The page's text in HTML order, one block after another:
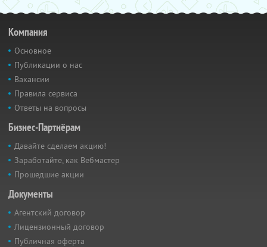
Компания
Основное
Публикации о нас
Вакансии
Правила сервиса
Ответы на вопросы
Бизнес-Партнёрам
Давайте сделаем акцию!
Заработайте, как Вебмастер
Прошедшие акции
Документы
Агентский договор
Лицензионный договор
Публичная оферта